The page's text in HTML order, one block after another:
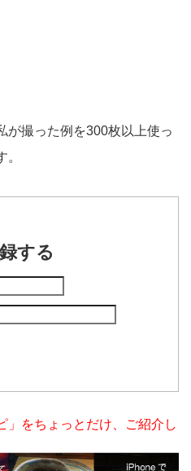
が撮った例を300枚以上使っ
する
」をちょっとだけ、ご紹介し